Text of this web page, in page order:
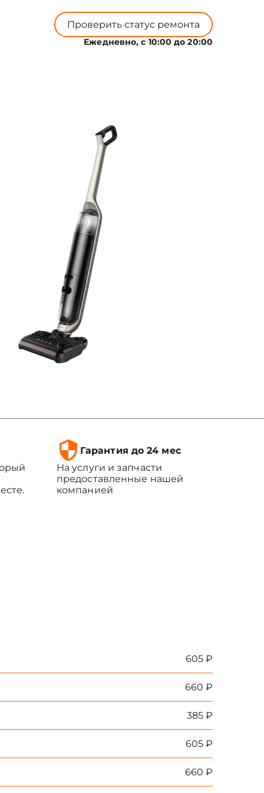
Проверить статус ремонта
Ежедневно, с 10:00 до 20:00
Гарантия до 24 мес
На услуги и запчасти
предоставленные нашей
компанией
605 ₽
660 ₽
385 ₽
605 ₽
660 ₽